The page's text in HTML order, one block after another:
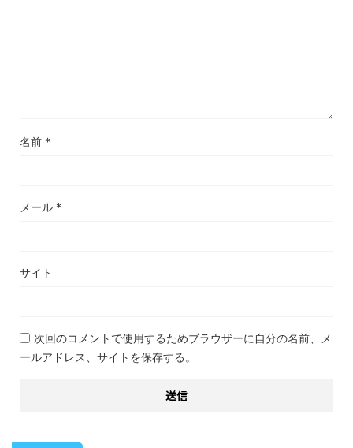
名前 *
メール *
サイト
次回のコメントで使用するためブラウザーに自分の名前、メ
ールアドレス、サイトを保存する。